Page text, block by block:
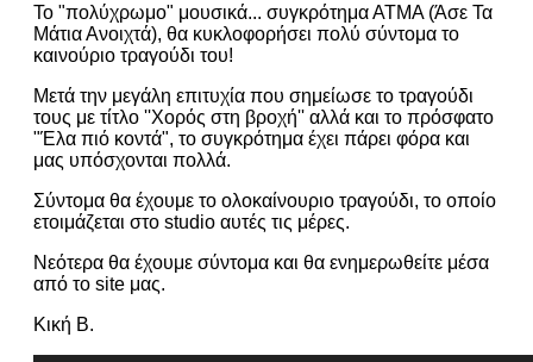
Το "πολύχρωμο" μουσικά... συγκρότημα ΑΤΜΑ (Άσε Τα
Μάτια Ανοιχτά), θα κυκλοφορήσει πολύ σύντομα το
καινούριο τραγούδι του!
Μετά την μεγάλη επιτυχία που σημείωσε το τραγούδι
τους με τίτλο ''Χορός στη βροχή'' αλλά και το πρόσφατο
"Έλα πιό κοντά", το συγκρότημα έχει πάρει φόρα και
μας υπόσχονται πολλά.
Σύντομα θα έχουμε το ολοκαίνουριο τραγούδι, το οποίο
ετοιμάζεται στο studio αυτές τις μέρες.
Νεότερα θα έχουμε σύντομα και θα ενημερωθείτε μέσα
από το site μας.
Κική Β.